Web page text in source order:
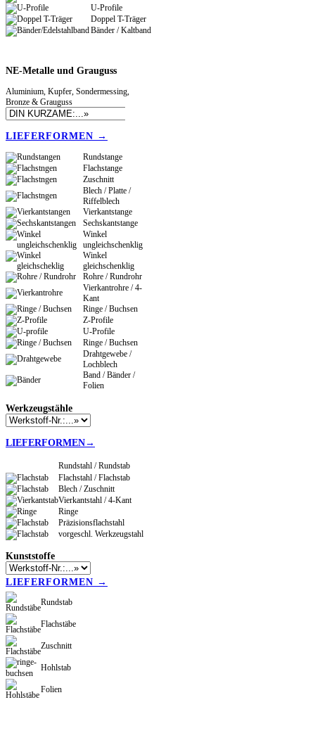
U-Profile
Doppel T-Träger
Bänder / Kaltband
NE-Metalle und Grauguss
Aluminium, Kupfer, Sondermessing,
Bronze & Grauguss
LIEFERFORMEN →
Rundstange
Flachstange
Zuschnitt
Blech / Platte /
Riffelblech
Vierkantstange
Sechskantstange
Winkel
ungleichschenklig
Winkel
gleichschenklig
Rohre / Rundrohr
Vierkantrohre / 4-
Kant
Ringe / Buchsen
Z-Profile
U-Profile
Ringe / Buchsen
Drahtgewebe /
Lochblech
Band / Bänder /
Folien
Werkzeugstähle
LIEFERFORMEN→
Rundstahl / Rundstab
Flachstahl / Flachstab
Blech / Zuschnitt
Vierkantstahl / 4-Kant
Ringe
Präzisionsflachstahl
vorgeschl. Werkzeugstahl
Kunststoffe
LIEFERFORMEN →
Rundstab
Flachstäbe
Zuschnitt
Hohlstab
Folien